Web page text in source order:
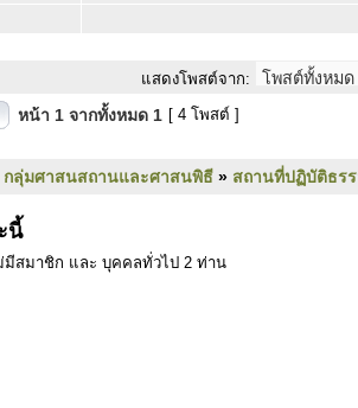
แสดงโพสต์จาก:
หน้า 1 จากทั้งหมด 1 [ 4 โพสต์ ]
กลุ่มศาสนสถานและศาสนพิธี » สถานที่ปฏิบัติธร
นี้
มีสมาชิก และ บุคคลทั่วไป 2 ท่าน